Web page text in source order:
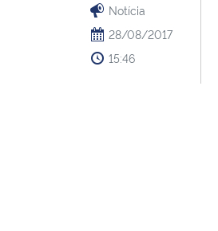
Notícia
28/08/2017
15:46